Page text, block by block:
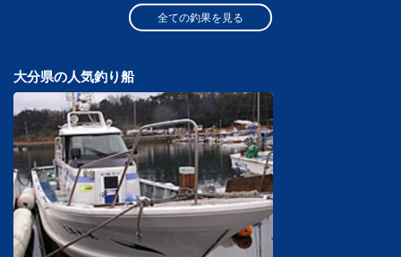
全ての釣果を見る
大分県の人気釣り船